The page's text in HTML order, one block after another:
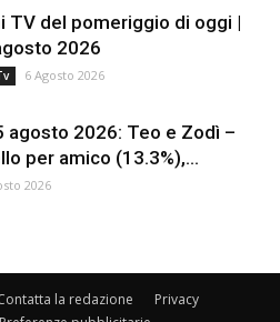
TV del pomeriggio di oggi |
2026
6 Agosto 2026
agosto 2026: Teo e Zodì –
per amico (13.3%),...
2026
la redazione
Privacy